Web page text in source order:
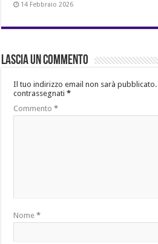
14 Febbraio 2026
Lascia un commento
Il tuo indirizzo email non sarà pubblicato.
contrassegnati*
Commento*
Nome*